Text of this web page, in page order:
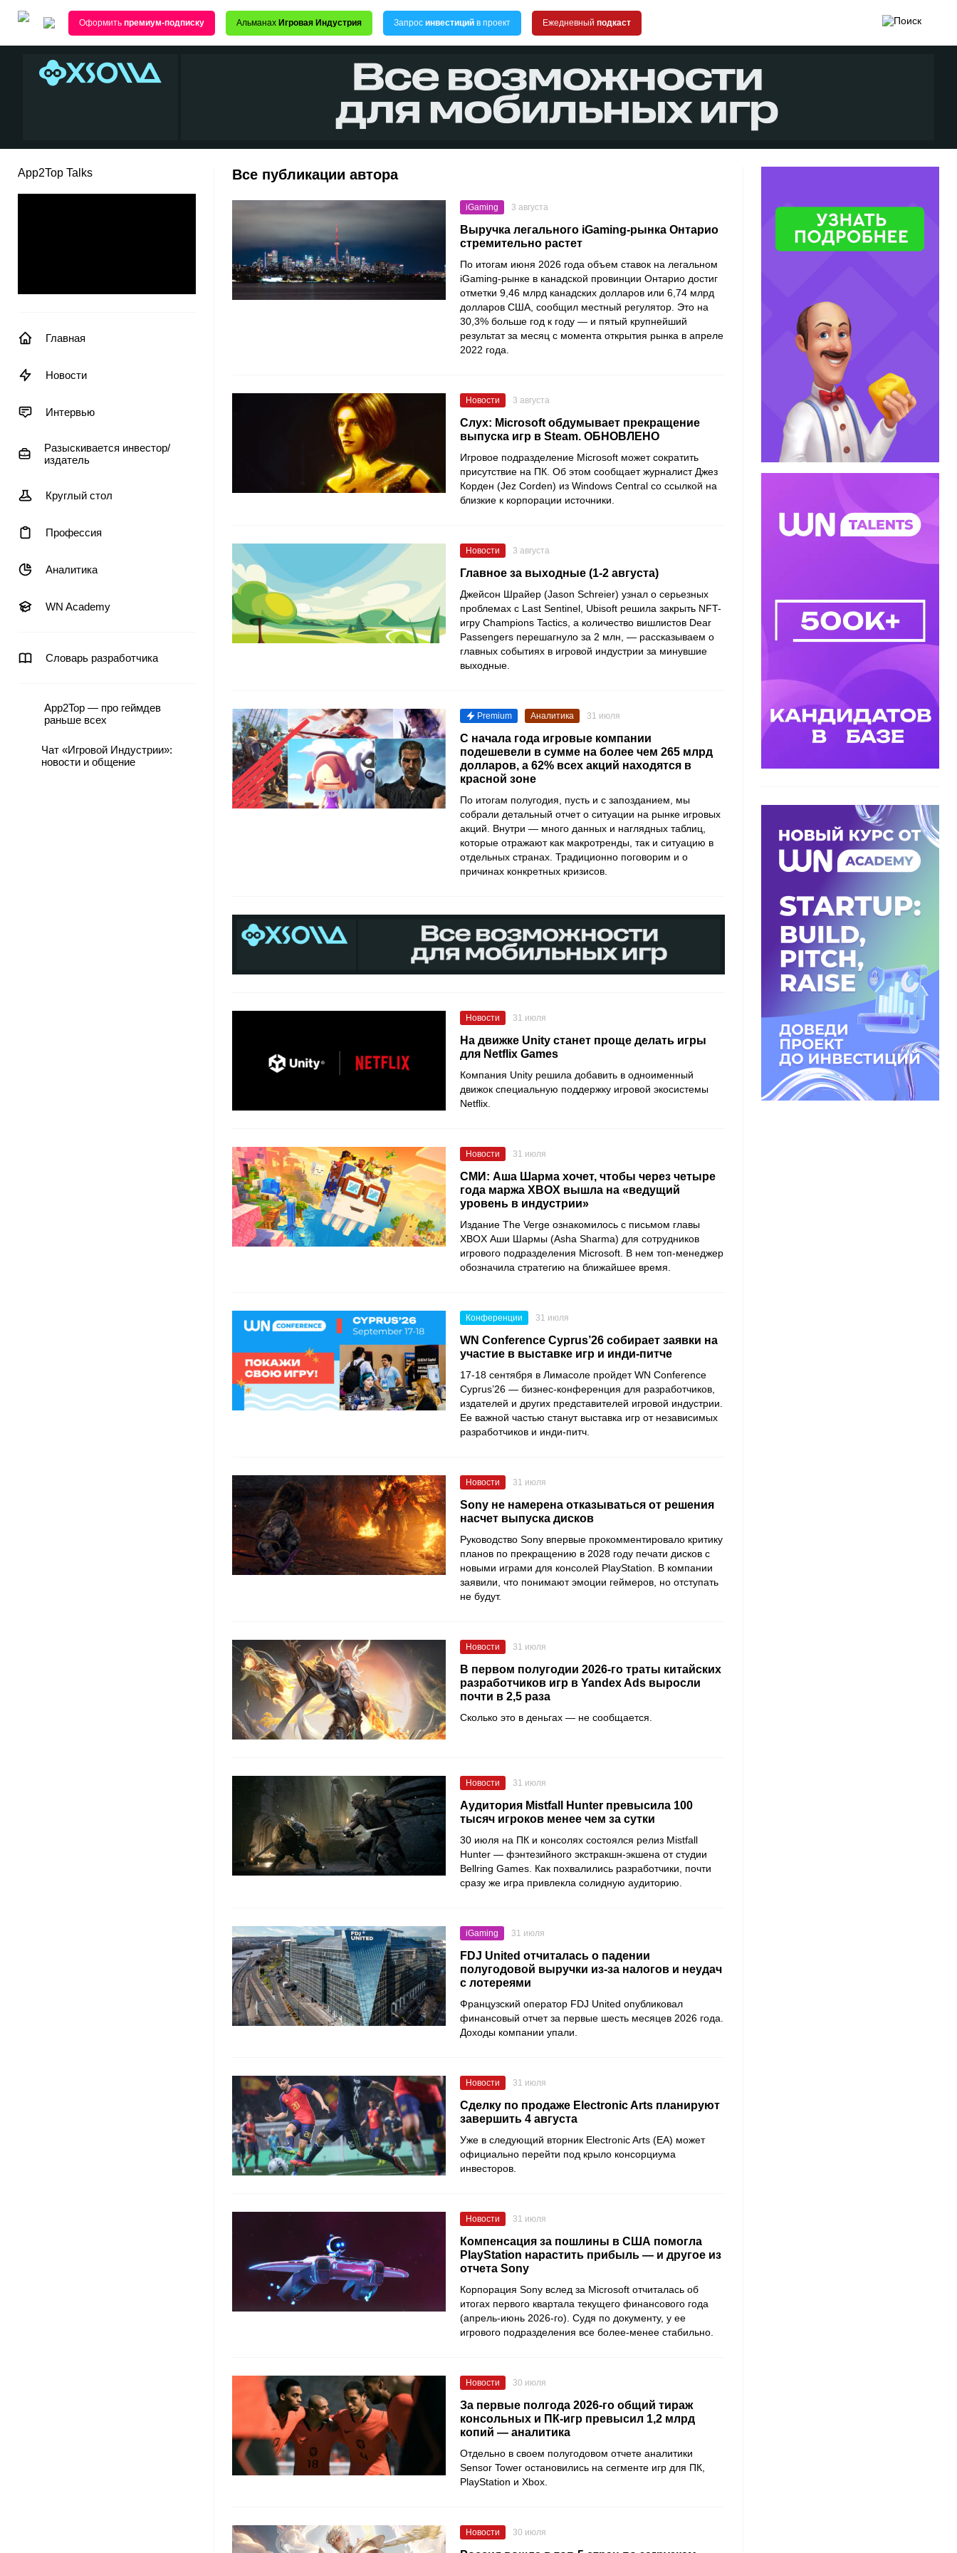
Оформить премиум-подписку Альманах Игровая Индустрия Запрос инвестиций в проект Ежедневный подкаст
App2Top Talks
Главная
Новости
Интервью
Разыскивается инвестор/
издатель
Круглый стол
Профессия
Аналитика
WN Academy
Словарь разработчика
App2Top — про геймдев
раньше всех
Чат «Игровой Индустрии»:
новости и общение
Все публикации автора
iGaming 3 августа
Выручка легального iGaming-рынка Онтарио
стремительно растет
По итогам июня 2026 года объем ставок на легальном
iGaming-рынке в канадской провинции Онтарио достиг
отметки 9,46 млрд канадских долларов или 6,74 млрд
долларов США, сообщил местный регулятор. Это на
30,3% больше год к году — и пятый крупнейший
результат за месяц с момента открытия рынка в апреле
2022 года.
Новости 3 августа
Слух: Microsoft обдумывает прекращение
выпуска игр в Steam. ОБНОВЛЕНО
Игровое подразделение Microsoft может сократить
присутствие на ПК. Об этом сообщает журналист Джез
Корден (Jez Corden) из Windows Central со ссылкой на
близкие к корпорации источники.
Новости 3 августа
Главное за выходные (1-2 августа)
Джейсон Шрайер (Jason Schreier) узнал о серьезных
проблемах с Last Sentinel, Ubisoft решила закрыть NFT-
игру Champions Tactics, а количество вишлистов Dear
Passengers перешагнуло за 2 млн, — рассказываем о
главных событиях в игровой индустрии за минувшие
выходные.
Premium Аналитика 31 июля
С начала года игровые компании
подешевели в сумме на более чем 265 млрд
долларов, а 62% всех акций находятся в
красной зоне
По итогам полугодия, пусть и с запозданием, мы
собрали детальный отчет о ситуации на рынке игровых
акций. Внутри — много данных и наглядных таблиц,
которые отражают как макротренды, так и ситуацию в
отдельных странах. Традиционно поговорим и о
причинах конкретных кризисов.
Новости 31 июля
На движке Unity станет проще делать игры
для Netflix Games
Компания Unity решила добавить в одноименный
движок специальную поддержку игровой экосистемы
Netflix.
Новости 31 июля
СМИ: Аша Шарма хочет, чтобы через четыре
года маржа XBOX вышла на «ведущий
уровень в индустрии»
Издание The Verge ознакомилось с письмом главы
XBOX Аши Шармы (Asha Sharma) для сотрудников
игрового подразделения Microsoft. В нем топ-менеджер
обозначила стратегию на ближайшее время.
Конференции 31 июля
WN Conference Cyprus’26 собирает заявки на
участие в выставке игр и инди-питче
17-18 сентября в Лимасоле пройдет WN Conference
Cyprus’26 — бизнес-конференция для разработчиков,
издателей и других представителей игровой индустрии.
Ее важной частью станут выставка игр от независимых
разработчиков и инди-питч.
Новости 31 июля
Sony не намерена отказываться от решения
насчет выпуска дисков
Руководство Sony впервые прокомментировало критику
планов по прекращению в 2028 году печати дисков с
новыми играми для консолей PlayStation. В компании
заявили, что понимают эмоции геймеров, но отступать
не будут.
Новости 31 июля
В первом полугодии 2026-го траты китайских
разработчиков игр в Yandex Ads выросли
почти в 2,5 раза
Сколько это в деньгах — не сообщается.
Новости 31 июля
Аудитория Mistfall Hunter превысила 100
тысяч игроков менее чем за сутки
30 июля на ПК и консолях состоялся релиз Mistfall
Hunter — фэнтезийного экстракшн-экшена от студии
Bellring Games. Как похвалились разработчики, почти
сразу же игра привлекла солидную аудиторию.
iGaming 31 июля
FDJ United отчиталась о падении
полугодовой выручки из-за налогов и неудач
с лотереями
Французский оператор FDJ United опубликовал
финансовый отчет за первые шесть месяцев 2026 года.
Доходы компании упали.
Новости 31 июля
Сделку по продаже Electronic Arts планируют
завершить 4 августа
Уже в следующий вторник Electronic Arts (EA) может
официально перейти под крыло консорциума
инвесторов.
Новости 31 июля
Компенсация за пошлины в США помогла
PlayStation нарастить прибыль — и другое из
отчета Sony
Корпорация Sony вслед за Microsoft отчиталась об
итогах первого квартала текущего финансового года
(апрель-июнь 2026-го). Судя по документу, у ее
игрового подразделения все более-менее стабильно.
Новости 30 июля
За первые полгода 2026-го общий тираж
консольных и ПК-игр превысил 1,2 млрд
копий — аналитика
Отдельно в своем полугодовом отчете аналитики
Sensor Tower остановились на сегменте игр для ПК,
PlayStation и Xbox.
Новости 30 июля